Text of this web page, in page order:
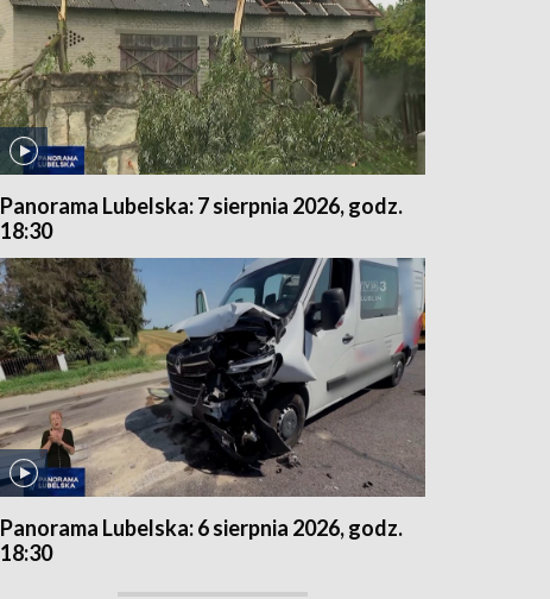
Panorama Lubelska: 7 sierpnia 2026, godz.
18:30
Panorama Lubelska: 6 sierpnia 2026, godz.
18:30